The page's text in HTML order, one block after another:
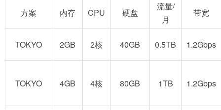
方案 内存 CPU 硬盘
流量/
月
带宽
TOKYO 2GB 2核 40GB 0.5TB 1.2Gbps
TOKYO 4GB 4核 80GB 1TB 1.2Gbps